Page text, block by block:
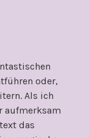
oder,
Als ich
aufmerksam
das